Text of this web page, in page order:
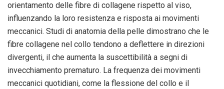
orientamento delle fibre di collagene rispetto al viso,
influenzando la loro resistenza e risposta ai movimenti
meccanici. Studi di anatomia della pelle dimostrano che le
fibre collagene nel collo tendono a deflettere in direzioni
divergenti, il che aumenta la suscettibilità a segni di
invecchiamento prematuro. La frequenza dei movimenti
meccanici quotidiani, come la flessione del collo e il